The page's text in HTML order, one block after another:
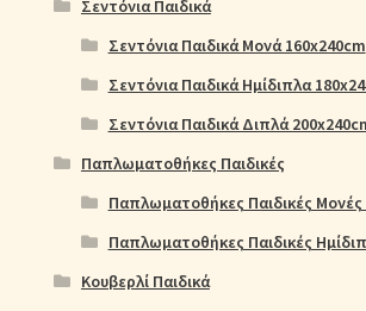
Σεντόνια Παιδικά
Σεντόνια Παιδικά Μονά 160x240cm
Σεντόνια Παιδικά Ημίδιπλα
Σεντόνια Παιδικά Διπλά
Παπλωματοθήκες Παιδικές
Παπλωματοθήκες Παιδικές Μονές
Παπλωματοθήκες Παιδικές
Κουβερλί Παιδικά